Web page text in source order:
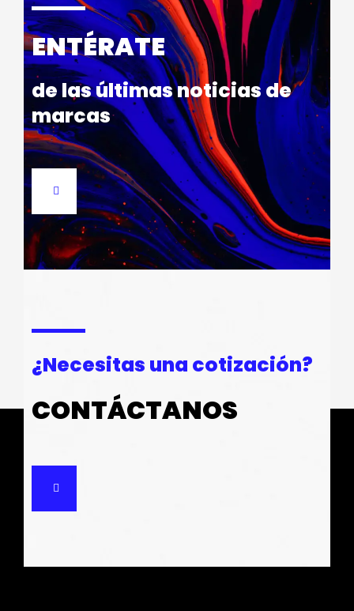
ENTÉRATE
de las últimas noticias de
marcas
¿Necesitas una cotización?
CONTÁCTANOS